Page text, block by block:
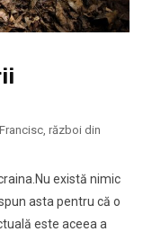
, război din
există nimic
asta pentru că o
este aceea a